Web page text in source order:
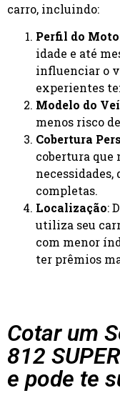
carro, incluindo:
Perfil do
idade e até
influenciar o
experientes
Modelo do
menos risco
Cobertura
cobertura que
necessidades,
completas.
Localização:
utiliza seu
com menor
ter prêmios
Cotar um
812
e pode te